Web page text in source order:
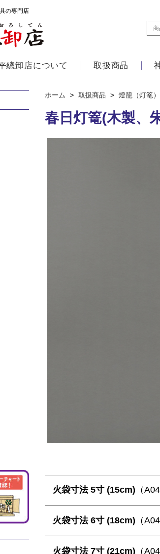
の専門店
總卸店について 取扱商品
ホーム > 取扱商品 > 燈籠（灯篭）
春日灯篭(木製、
火袋寸法 5寸 (15cm) （
火袋寸法 6寸 (18cm) （
火袋寸法 7寸 (21cm) （